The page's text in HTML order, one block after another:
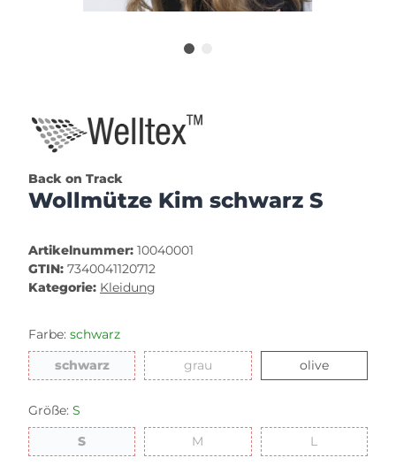
Back on Track
Wollmütze Kim schwarz S
Artikelnummer: 10040001
GTIN: 7340041120712
Kategorie: Kleidung
Farbe: schwarz
schwarzschwarz graugrau oliveolive
Größe: S
SS M L